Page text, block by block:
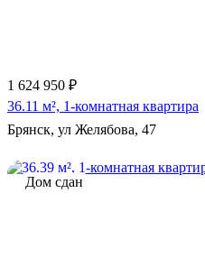
1 624 950 ₽
36.11 м², 1-комнатная квартира
Брянск, ул Желябова, 47
Дом сдан